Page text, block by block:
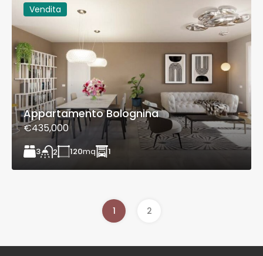
Vendita
Appartamento Bolognina
€435,000
3 2 120mq 1
1 2